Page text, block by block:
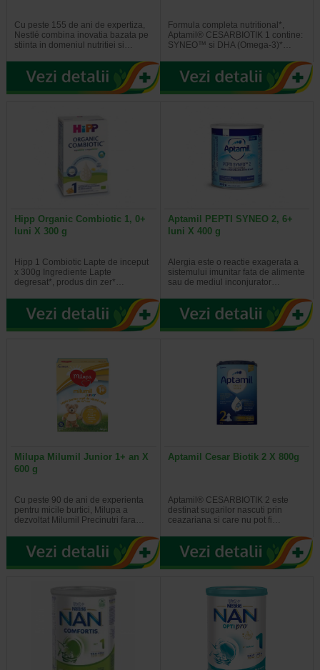
Cu peste 155 de ani de expertiza,
Nestlé combina inovatia bazata pe
stiinta in domeniul nutritiei si…
Formula completa nutritional*,
Aptamil® CESARBIOTIK 1 contine:
SYNEO™ si DHA (Omega-3)*…
Hipp Organic Combiotic 1, 0+
luni X 300 g
Hipp 1 Combiotic Lapte de inceput
x 300g Ingrediente Lapte
degresat*, produs din zer*…
Aptamil PEPTI SYNEO 2, 6+
luni X 400 g
Alergia este o reactie exagerata a
sistemului imunitar fata de alimente
sau de mediul inconjurator…
Milupa Milumil Junior 1+ an X
600 g
Cu peste 90 de ani de experienta
pentru micile burtici, Milupa a
dezvoltat Milumil Precinutri fara…
Aptamil Cesar Biotik 2 X 800g
Aptamil® CESARBIOTIK 2 este
destinat sugarilor nascuti prin
ceazariana si care nu pot fi…